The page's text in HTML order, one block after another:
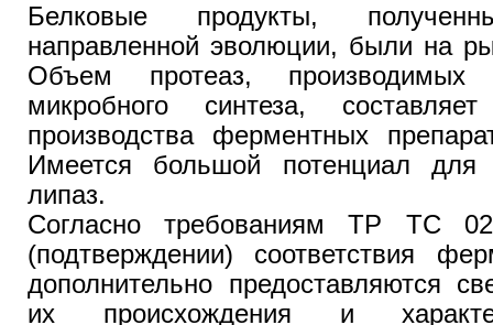
Белковые продукты,
направленной эволюции, были на
Объем протеаз, производимых
микробного синтеза,
производства ферментных
Имеется большой потенциал для
липаз.
Согласно требованиям ТР ТС
(подтверждении) соответствия
дополнительно предоставляются
их происхождения и